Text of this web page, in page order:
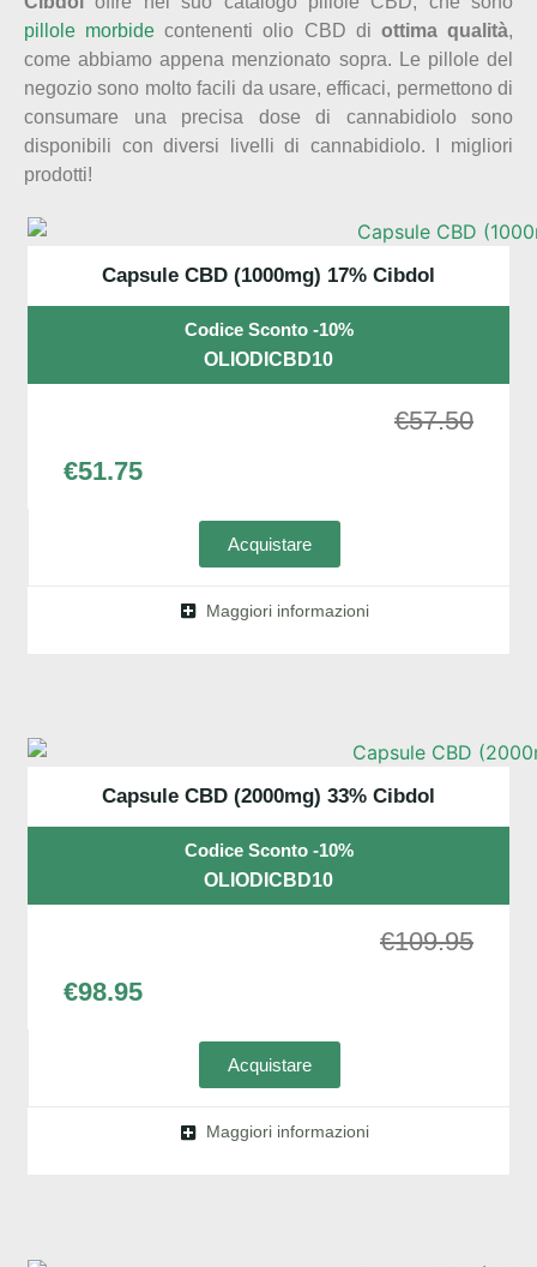
pillole morbide contenenti olio CBD di ottima qualità,
come abbiamo appena menzionato sopra. Le pillole del
negozio sono molto facili da usare, efficaci, permettono di
consumare una precisa dose di cannabidiolo sono
disponibili con diversi livelli di cannabidiolo. I migliori
prodotti!
Capsule CBD (1000mg) 17% Cibdol
Codice Sconto -10%
OLIODICBD10
€57.50
€51.75
Acquistare
Maggiori informazioni
Capsule CBD (2000mg) 33% Cibdol
Codice Sconto -10%
OLIODICBD10
€109.95
€98.95
Acquistare
Maggiori informazioni